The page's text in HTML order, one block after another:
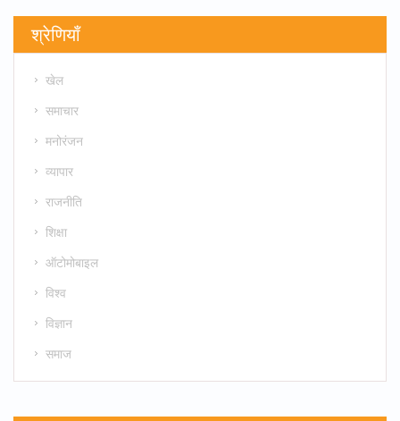
श्रेणियाँ
खेल
समाचार
मनोरंजन
व्यापार
राजनीति
शिक्षा
ऑटोमोबाइल
विश्व
विज्ञान
समाज